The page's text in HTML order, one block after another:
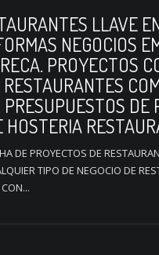
LLAVE
NEGOCIOS
PROYECTOS
DE
DE PROYECTOS DE
TIPO DE NEGOCIO DE